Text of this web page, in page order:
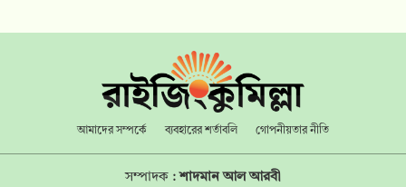
আমাদের সম্পর্কে ব্যবহারের শর্তাবলি গোপনীয়তার নীতি
সম্পাদক :শাদমান আল আরবী